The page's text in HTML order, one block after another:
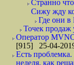
Странно
Сижу жду
Где они в
Точек продаж
Оператор
[915] 25-04-
Есть
неделя, как